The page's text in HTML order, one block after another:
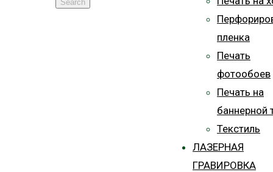
Search
пленка
Печать
фотообоев
Печать на
баннерной
Текстиль
ЛАЗЕРНАЯ
ГРАВИРОВКА